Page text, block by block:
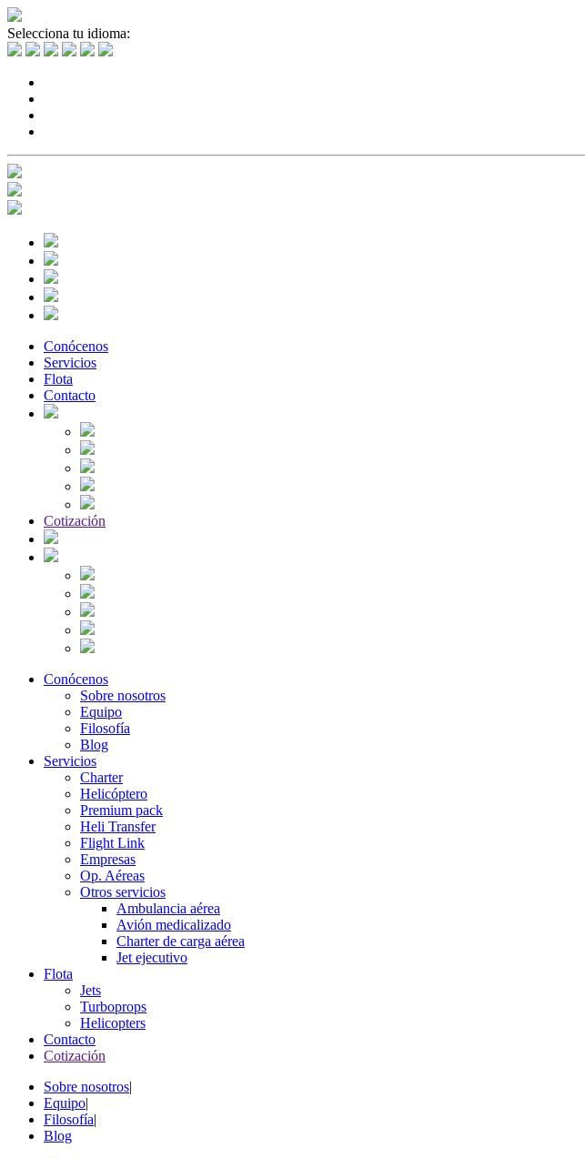
Selecciona tu idioma:
Conócenos
Servicios
Flota
Contacto
Cotización
Conócenos
Sobre nosotros
Equipo
Filosofía
Blog
Servicios
Charter
Helicóptero
Premium pack
Heli Transfer
Flight Link
Empresas
Op. Aéreas
Otros servicios
Ambulancia aérea
Avión medicalizado
Charter de carga aérea
Jet ejecutivo
Flota
Jets
Turboprops
Helicopters
Contacto
Cotización
Sobre nosotros|
Equipo|
Filosofía|
Blog